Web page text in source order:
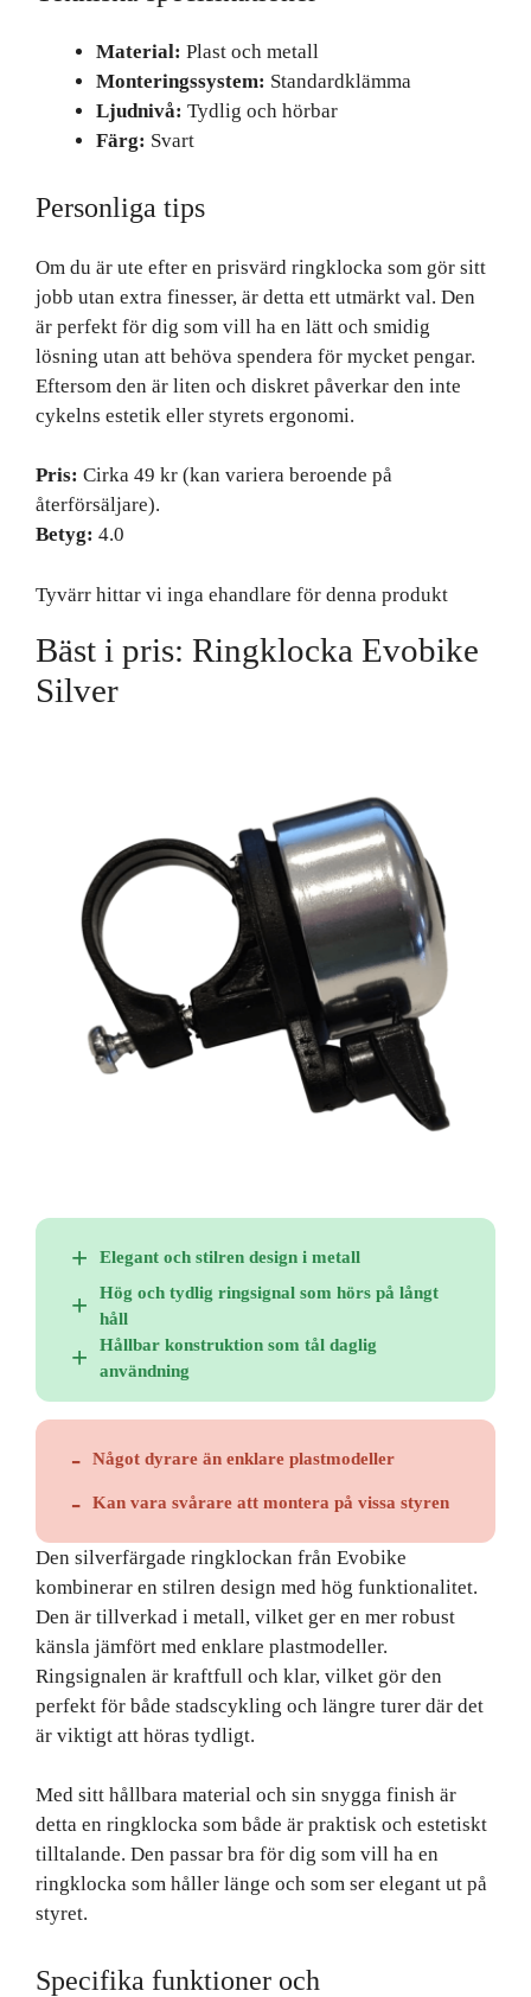
Material: Plast och metall
Monteringssystem: Standardklämma
Ljudnivå: Tydlig och hörbar
Färg: Svart
Personliga tips
Om du är ute efter en prisvärd ringklocka som gör sitt
jobb utan extra finesser, är detta ett utmärkt val. Den
är perfekt för dig som vill ha en lätt och smidig
lösning utan att behöva spendera för mycket pengar.
Eftersom den är liten och diskret påverkar den inte
cykelns estetik eller styrets ergonomi.
Pris: Cirka 49 kr (kan variera beroende på
återförsäljare).
Betyg: 4.0
Tyvärr hittar vi inga ehandlare för denna produkt
Bäst i pris: Ringklocka Evobike
Silver
Elegant och stilren design i metall
Hög och tydlig ringsignal som hörs på långt
håll
Hållbar konstruktion som tål daglig
användning
Något dyrare än enklare plastmodeller
Kan vara svårare att montera på vissa styren
Den silverfärgade ringklockan från Evobike
kombinerar en stilren design med hög funktionalitet.
Den är tillverkad i metall, vilket ger en mer robust
känsla jämfört med enklare plastmodeller.
Ringsignalen är kraftfull och klar, vilket gör den
perfekt för både stadscykling och längre turer där det
är viktigt att höras tydligt.
Med sitt hållbara material och sin snygga finish är
detta en ringklocka som både är praktisk och estetiskt
tilltalande. Den passar bra för dig som vill ha en
ringklocka som håller länge och som ser elegant ut på
styret.
Specifika funktioner och